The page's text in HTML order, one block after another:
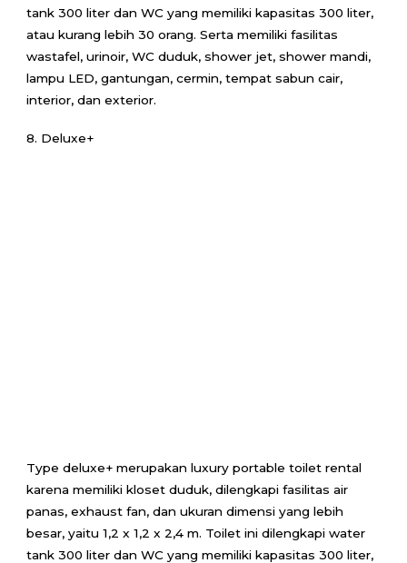
tank 300 liter dan WC yang memiliki kapasitas 300 liter,
atau kurang lebih 30 orang. Serta memiliki fasilitas
wastafel, urinoir, WC duduk, shower jet, shower mandi,
lampu LED, gantungan, cermin, tempat sabun cair,
interior, dan exterior.
8. Deluxe+
Type deluxe+ merupakan luxury portable toilet rental
karena memiliki kloset duduk, dilengkapi fasilitas air
panas, exhaust fan, dan ukuran dimensi yang lebih
besar, yaitu 1,2 x 1,2 x 2,4 m. Toilet ini dilengkapi water
tank 300 liter dan WC yang memiliki kapasitas 300 liter,